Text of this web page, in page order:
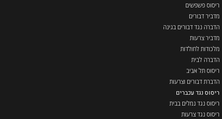
ריסוס פשפשים
מדביר דבורים
הדברה נגד דבורים בגינה
מדביר צרעות
מלכודות לחולדות
הדברה לבית
ריסוס תל אביב
הדברת דבורים וצרעות
ריסוס נגד עכברים
ריסוס נגד נמלים בבית
ריסוס נגד צרעות